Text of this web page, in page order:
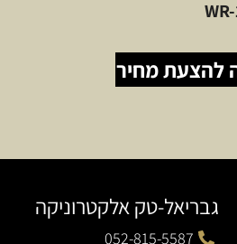
להצעת מחיר
גבריאל-טק אלקטרוניקה
052-815-5587